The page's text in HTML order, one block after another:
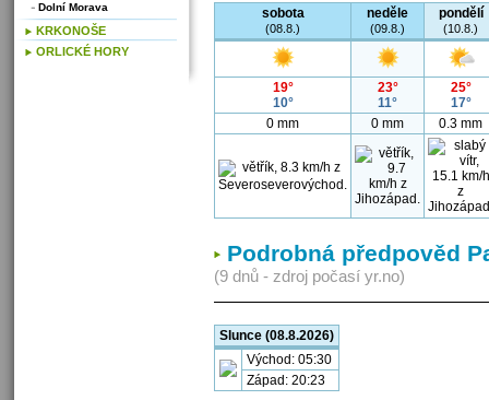
sobota
(08.8.)
neděle
(09.8.)
pondělí
(10.8.)
19°
10°
23°
11°
25°
17°
0 mm
0 mm 0.3 mm
Podrobná předpověd
(9 dnů - zdroj počasí yr.no)
Slunce (08.8.2026)
Východ: 05:30
Západ: 20:23
Dolní Morava
KRKONOŠE
ORLICKÉ HORY